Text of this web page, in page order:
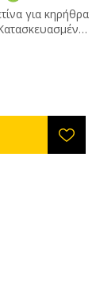
για κηρήθρα
που
αγνότητα του
της κηρήθρας
η
με
στο καπάκι.